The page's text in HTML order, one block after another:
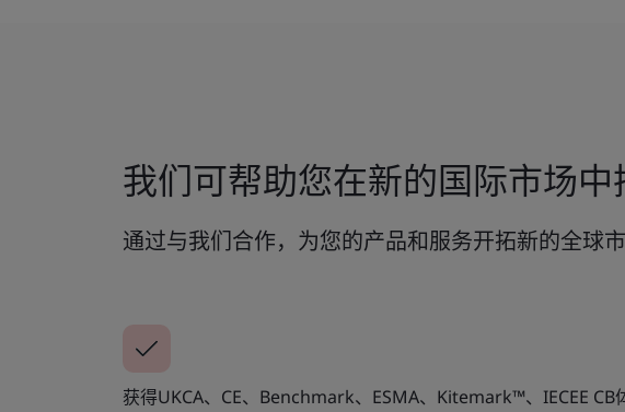
我们可帮助您在新的国际市场中
通过与我们合作，为您的产品和服务开拓新的全球
获得UKCA、CE、Benchmark、ESMA、Kitemark™、IECEE CB